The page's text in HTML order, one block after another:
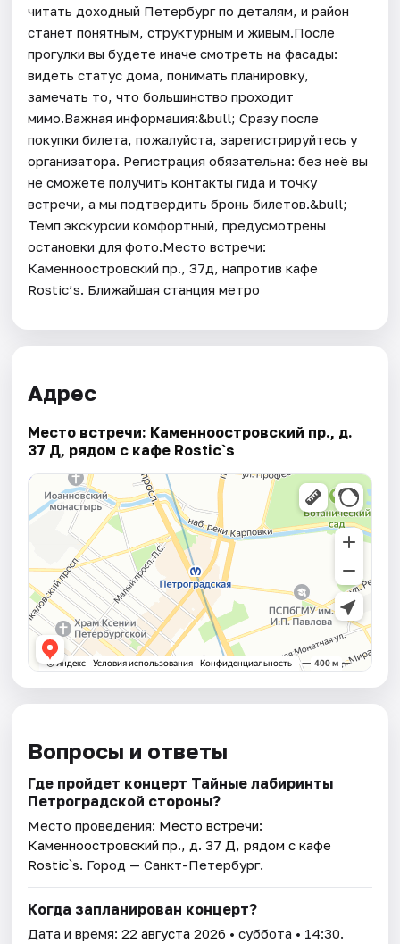
читать доходный Петербург по деталям, и район
станет понятным, структурным и живым.После
прогулки вы будете иначе смотреть на фасады:
видеть статус дома, понимать планировку,
замечать то, что большинство проходит
мимо.Важная информация:&bull; Сразу после
покупки билета, пожалуйста, зарегистрируйтесь у
организатора. Регистрация обязательна: без неё вы
не сможете получить контакты гида и точку
встречи, а мы подтвердить бронь билетов.&bull;
Темп экскурсии комфортный, предусмотрены
остановки для фото.Место встречи:
Каменноостровский пр., 37д, напротив кафе
Rostic’s. Ближайшая станция метро
Адрес
Место встречи: Каменноостровский пр., д.
37 Д, рядом с кафе Rostic`s
Вопросы и ответы
Где пройдет концерт Тайные лабиринты
Петроградской стороны?
Место проведения: Место встречи:
Каменноостровский пр., д. 37 Д, рядом с кафе
Rostic`s. Город — Санкт-Петербург.
Когда запланирован концерт?
Дата и время:22 августа 2026 • суббота • 14:30.